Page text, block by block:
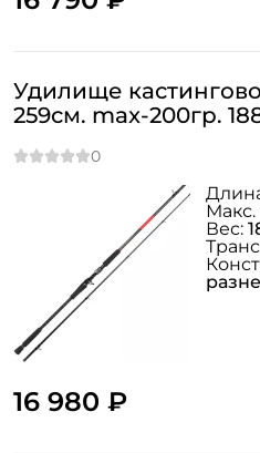
Удилище
259см. max-200гр.
16 980 ₽
Макс.
Вес: